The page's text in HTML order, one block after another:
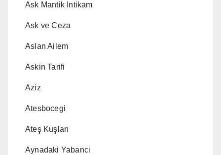
Ask Mantik Intikam
Ask ve Ceza
Aslan Ailem
Askin Tarifi
Aziz
Atesbocegi
Ateş Kuşları
Aynadaki Yabanci